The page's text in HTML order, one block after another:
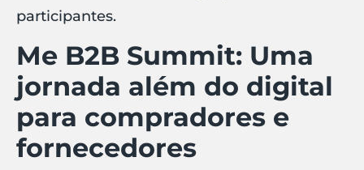
participantes.
Me B2B Summit: Uma
jornada além do digital
para compradores e
fornecedores